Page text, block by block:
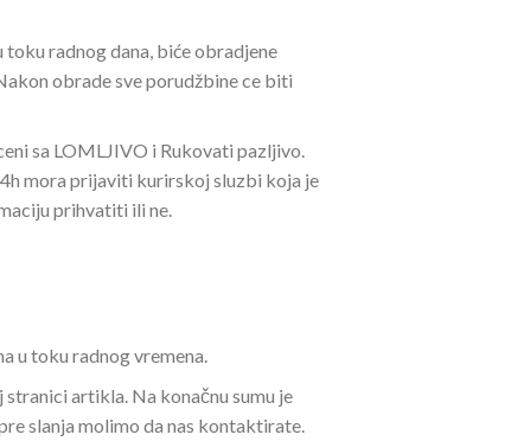
radnog dana, biće obradjene
obrade sve porudžbine ce biti
sa LOMLJIVO i Rukovati pazljivo.
mora prijaviti kurirskoj sluzbi koja je
prihvatiti ili ne.
u toku radnog vremena.
stranici artikla. Na konačnu sumu je
slanja molimo da nas kontaktirate.